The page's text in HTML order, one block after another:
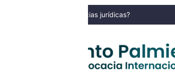
filho que não era dele: quais são os direitos do pai?